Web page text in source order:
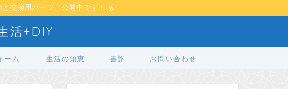
交換用パーツ」公開中です！
活+DIY
ーム 生活の知恵 書評 お問い合わせ